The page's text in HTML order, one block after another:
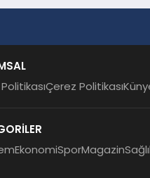
Çerez Politikası
EkonomiSporMagazin